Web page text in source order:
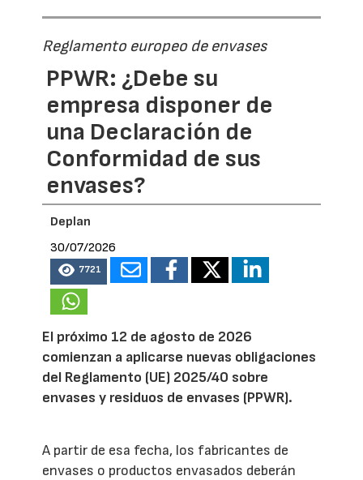
Reglamento europeo de envases
PPWR: ¿Debe su
empresa disponer de
una Declaración de
Conformidad de sus
envases?
Deplan
30/07/2026
7721
El próximo 12 de agosto de 2026
comienzan a aplicarse nuevas obligaciones
del Reglamento (UE) 2025/40 sobre
envases y residuos de envases (PPWR).
A partir de esa fecha, los fabricantes de
envases o productos envasados deberán